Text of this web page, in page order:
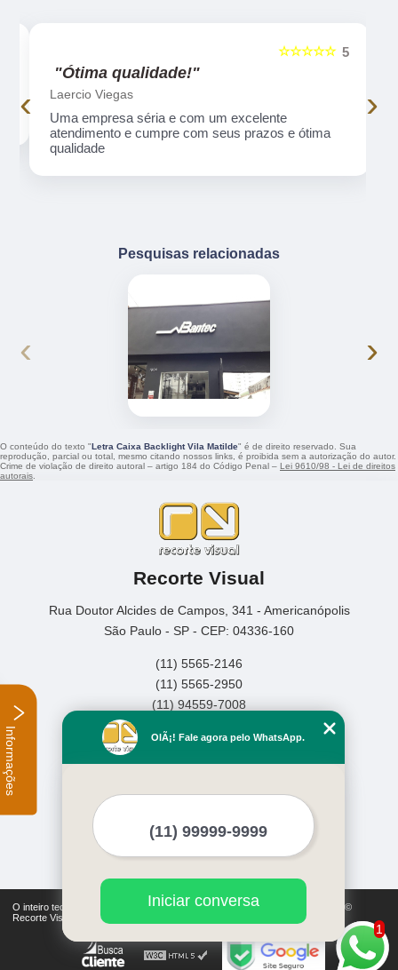
5
☆☆☆☆☆
"Ótima qualidade!"
Laercio Viegas
Uma empresa séria e com um excelente
atendimento e cumpre com seus prazos e ótima
qualidade
‹ ›
Pesquisas relacionadas
‹ ›
O conteúdo do texto "Letra Caixa Backlight Vila Matilde" é de direito reservado. Sua
reprodução, parcial ou total, mesmo citando nossos links, é proibida sem a autorização do autor.
Crime de violação de direito autoral – artigo 184 do Código Penal – Lei 9610/98 - Lei de direitos
autorais
Recorte Visual
Rua Doutor Alcides de Campos, 341 - Americanópolis
São Paulo - SP - CEP: 04336-160
(11) 5565-2146
(11) 5565-2950
(11) 94559-7008
Home
Serviços
Mapa do site
Mais Serviços
O inteiro teor deste site está sujeito à proteção de direitos autorais. Copyright©
Recorte Visual (Lei 9610 de 19/02/1998)
1
OlÃ¡! Fale agora pelo WhatsApp.
Iniciar conversa
Informações